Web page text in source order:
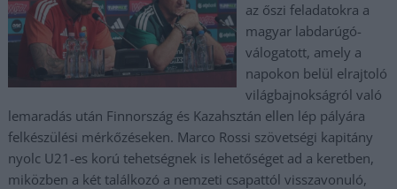
az őszi feladatokra a
magyar labdarúgó-
válogatott, amely a
napokon belül elrajtoló
világbajnokságról való
lemaradás után Finnország és Kazahsztán ellen lép pályára
felkészülési mérkőzéseken. Marco Rossi szövetségi kapitány
nyolc U21-es korú tehetségnek is lehetőséget ad a keretben,
miközben a két találkozó a nemzeti csapattól visszavonuló,